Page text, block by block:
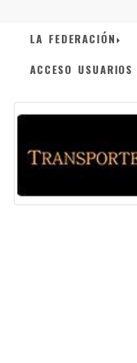
LA FEDERACIÓN
ACCESO USUARIOS